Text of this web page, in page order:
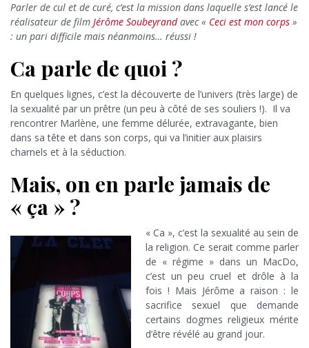
Parler de cul et de curé, c’est la mission dans laquelle s’est lancé le
réalisateur de film Jérôme Soubeyrandavec « Ceci est mon corps »
: un pari difficile mais néanmoins… réussi !
Ca parle de quoi ?
En quelques lignes, c’est la découverte de l’univers (très large) de
la sexualité par un prêtre (un peu à côté de ses souliers !). Il va
rencontrer Marlène, une femme délurée, extravagante, bien
dans sa tête et dans son corps, qui va l’initier aux plaisirs
charnels et à la séduction.
Mais, on en parle jamais de
« ça » ?
« Ca », c’est la sexualité au sein de
la religion. Ce serait comme parler
de « régime » dans un MacDo,
c’est un peu cruel et drôle à la
fois ! Mais Jérôme a raison : le
sacrifice sexuel que demande
certains dogmes religieux mérite
d’être révélé au grand jour.